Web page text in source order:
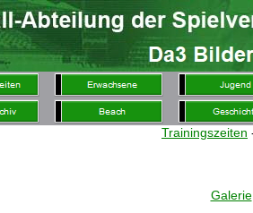
Trainingszeiten
Galerie